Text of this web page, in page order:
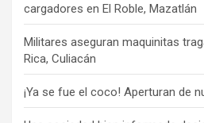
cargadores en El Roble, Mazatlán
Militares aseguran maquinitas
Rica, Culiacán
¡Ya se fue el coco! Aperturan de